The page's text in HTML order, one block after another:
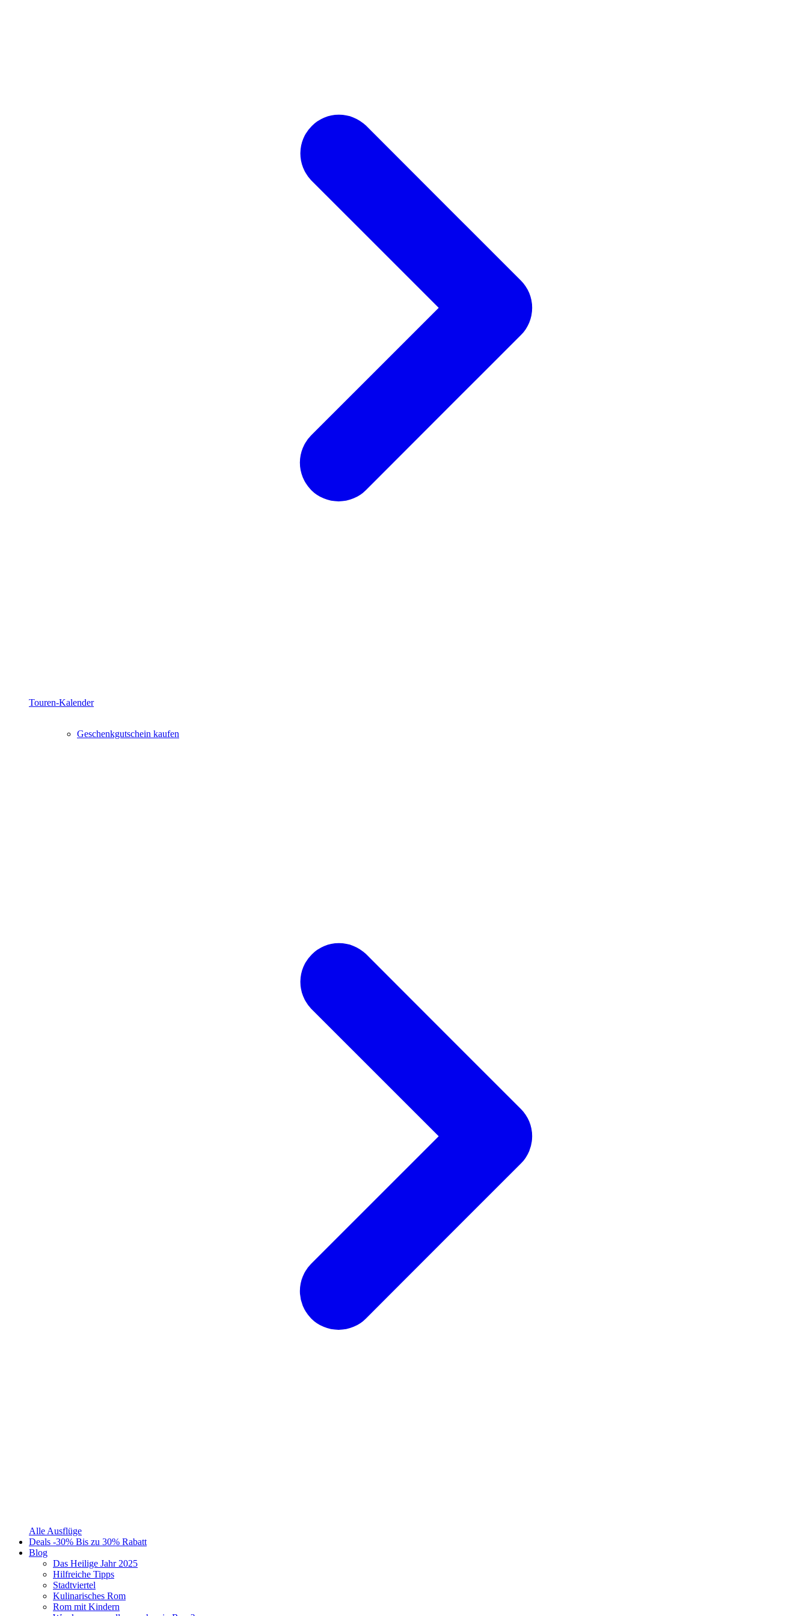
Touren-Kalender
Geschenkgutschein kaufen
Alle Ausflüge
Deals -30% Bis zu 30% Rabatt
Blog
Das Heilige Jahr 2025
Hilfreiche Tipps
Stadtviertel
Kulinarisches Rom
Rom mit Kindern